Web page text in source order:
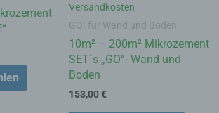
Versandkosten
GO! für Wand und Boden
10m² – 200m² Mikrozement
SET´s „GO“- Wand und
Boden
153,00€